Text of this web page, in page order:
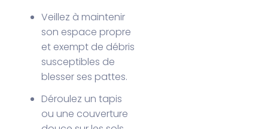
Veillez à maintenir
son espace propre
et exempt de débris
susceptibles de
blesser ses pattes.
Déroulez un tapis
ou une couverture